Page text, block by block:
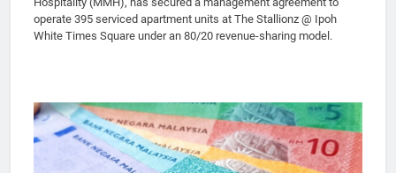
operate 395 serviced apartment units at The Stallionz @ Ipoh
White Times Square under an 80/20 revenue-sharing model.